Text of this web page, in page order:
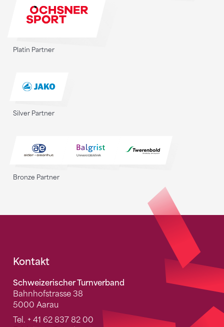
Platin Partner
Silver Partner
Bronze Partner
Fusszeile
Kontakt
Schweizerischer Turnverband
Bahnhofstrasse 38
5000 Aarau
Tel. + 41 62 837 82 00